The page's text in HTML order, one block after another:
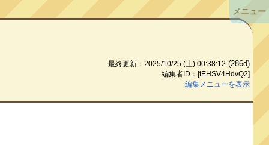
最終更新：2025/10/25 (土) 00:38:12 (286d)
編集者ID：[tEHSV4HdvQ2]
編集メニューを表示
メニュー